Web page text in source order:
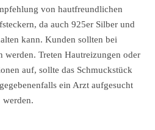
von hautfreundlichen
da auch 925er Silber und
kann. Kunden sollten bei
werden. Treten Hautreizungen oder
auf, sollte das Schmuckstück
ein Arzt aufgesucht
werden.